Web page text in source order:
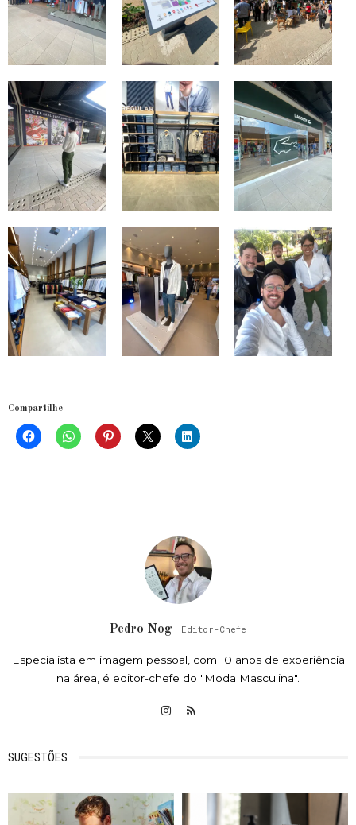
Compartilhe
Pedro Nog Editor-Chefe
Especialista em imagem pessoal, com 10 anos de experiência
na área, é editor-chefe do "Moda Masculina".
SUGESTÕES